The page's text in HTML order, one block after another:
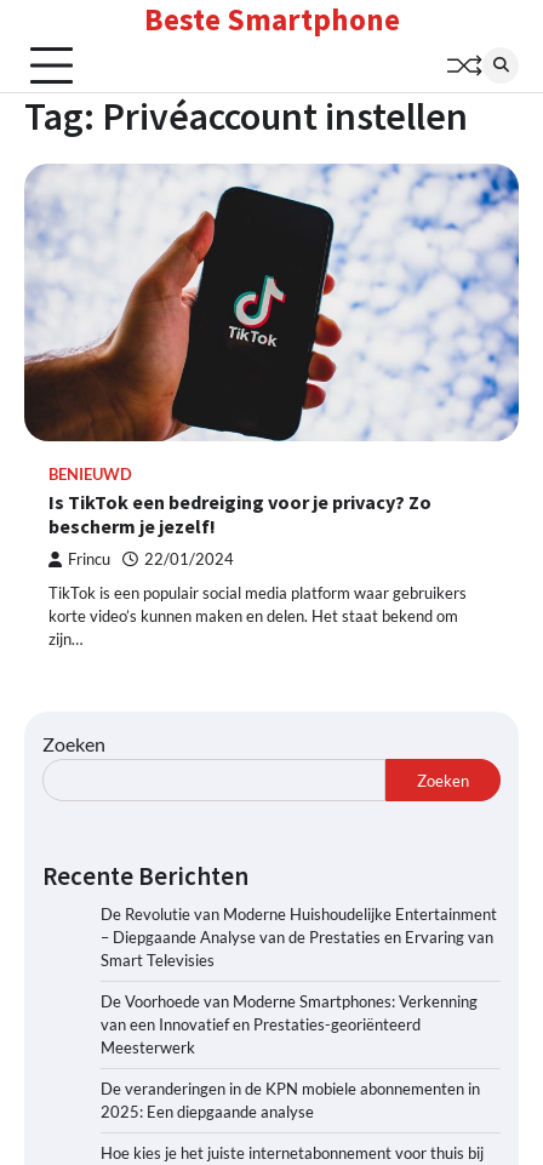
content
Beste Smartphone
Tag: Privéaccount instellen
BENIEUWD
Is TikTok een bedreiging voor je privacy? Zo
bescherm je jezelf!
Frincu 22/01/2024
TikTok is een populair social media platform waar gebruikers
korte video’s kunnen maken en delen. Het staat bekend om
zijn…
Zoeken
Zoeken
Recente Berichten
De Revolutie van Moderne Huishoudelijke Entertainment
– Diepgaande Analyse van de Prestaties en Ervaring van
Smart Televisies
De Voorhoede van Moderne Smartphones: Verkenning
van een Innovatief en Prestaties-georiënteerd
Meesterwerk
De veranderingen in de KPN mobiele abonnementen in
2025: Een diepgaande analyse
Hoe kies je het juiste internetabonnement voor thuis bij